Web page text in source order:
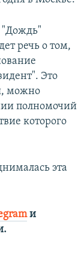
"Дождь"
речь о том,
Это
можно
полномочий
которого
эта
и